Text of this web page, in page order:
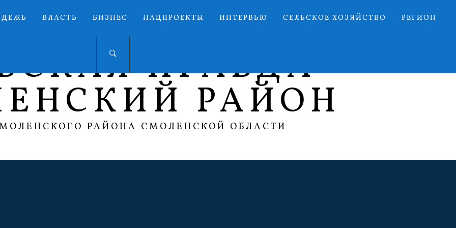
ВЛАСТЬ БИЗНЕС НАЦПРОЕКТЫ ИНТЕРВЬЮ СЕЛЬСКОЕ ХОЗЯЙСТВО РЕГИОН
ПРАВДА
РАЙОН
РАЙОНА СМОЛЕНСКОЙ ОБЛАСТИ